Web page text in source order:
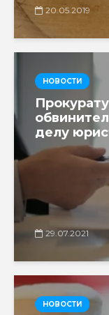
20.05.2019
НОВОСТИ
делу
29.07.2021
НОВОСТИ